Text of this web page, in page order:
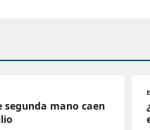
segunda mano caen